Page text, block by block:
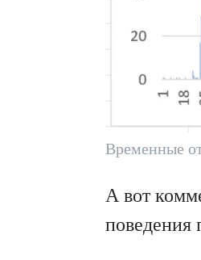
Временные
А вот
поведения